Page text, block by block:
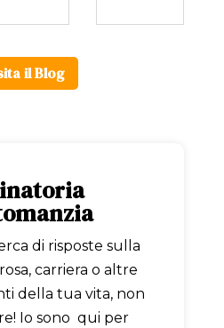
il Blog
di risposte sulla
carriera o altre
della tua vita, non
Io sono qui per